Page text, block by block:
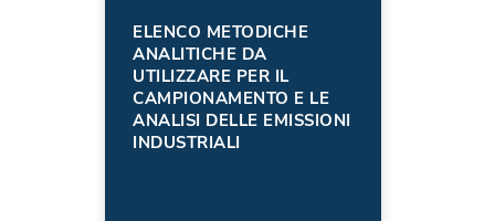
ELENCO METODICHE
ANALITICHE DA
UTILIZZARE PER IL
CAMPIONAMENTO E LE
ANALISI DELLE EMISSIONI
INDUSTRIALI